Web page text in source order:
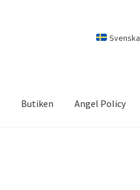
Svenska
Butiken Angel Policy